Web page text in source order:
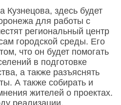
Кузнецова, здесь будет
для работы с
региональный центр
городской среды. Его
что он будет помогать
в подготовке
а также разъяснять
А также собирать и
жителей о проектах.
реализации.